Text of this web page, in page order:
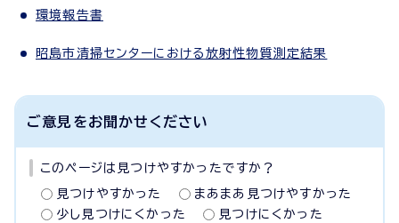
環境報告書
昭島市清掃センターにおける放射性物質測定結果
ご意見をお聞かせください
このページは見つけやすかったですか？
見つけやすかった
まあまあ見つけやすかった
少し見つけにくかった
見つけにくかった